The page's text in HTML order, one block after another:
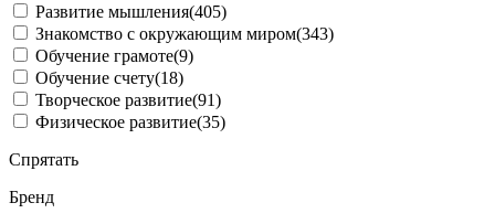
Развитие мышления(405)
Знакомство с окружающим миром(343)
Обучение грамоте(9)
Обучение счету(18)
Творческое развитие(91)
Физическое развитие(35)
Спрятать
Бренд